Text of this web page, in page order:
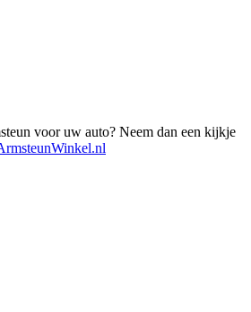
voor uw auto? Neem dan een kijkje